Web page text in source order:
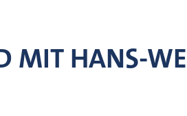
MIT HANS-